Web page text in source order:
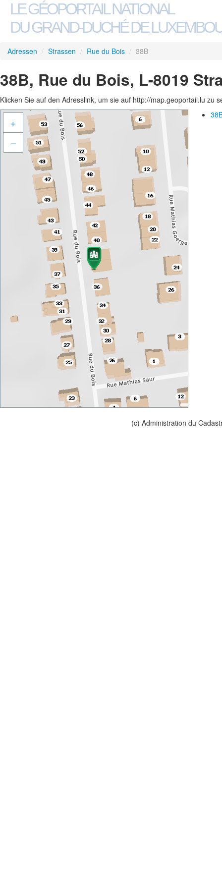
LE GÉOPORTAIL NATIONAL
DU GRAND-DUCHÉ DE
Adressen / Strassen / Rue du Bois / 38B
38B, Rue du Bois, L-8019
Klicken Sie auf den Adresslink, um sie auf http://map.geoportail.lu zu
+
–
(c) Administration du